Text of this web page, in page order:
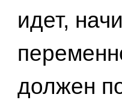
идет,
должен